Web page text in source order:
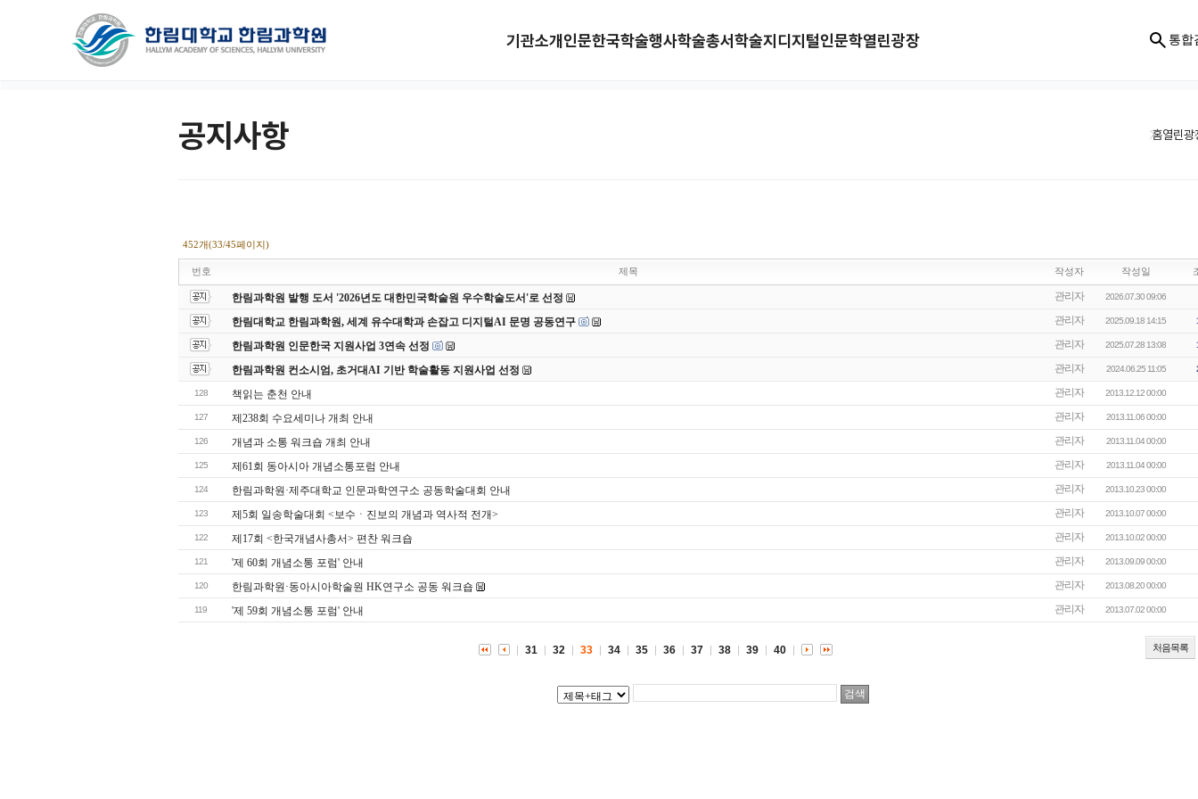
기관소개인문한국학술행사학술총서학술지디지털인문학열린광장 통합
공지사항 홈열린광
452개(33/45페이지)
번호 제목 작성자 작성일
한림과학원 발행 도서 '2026년도 대한민국학술원 우수학술도서'로 선정 관리자 2026.07.30 09:06
한림대학교 한림과학원, 세계 유수대학과 손잡고 디지털AI 문명 공동연구 관리자 2025.09.18 14:15
한림과학원 인문한국 지원사업 3연속 선정 관리자 2025.07.28 13:08
한림과학원 컨소시엄, 초거대AI 기반 학술활동 지원사업 선정 관리자 2024.06.25 11:05
128 책읽는 춘천 안내 관리자 2013.12.12 00:00
127 제238회 수요세미나 개최 안내 관리자 2013.11.06 00:00
126 개념과 소통 워크숍 개최 안내 관리자 2013.11.04 00:00
125 제61회 동아시아 개념소통포럼 안내 관리자 2013.11.04 00:00
124 한림과학원·제주대학교 인문과학연구소 공동학술대회 안내 관리자 2013.10.23 00:00
123 제5회 일송학술대회 <보수ㆍ진보의 개념과 역사적 전개> 관리자 2013.10.07 00:00
122 제17회 <한국개념사총서> 편찬 워크숍 관리자 2013.10.02 00:00
121 '제 60회 개념소통 포럼' 안내 관리자 2013.09.09 00:00
120 한림과학원·동아시아학술원 HK연구소 공동 워크숍 관리자 2013.08.20 00:00
119 '제 59회 개념소통 포럼' 안내 관리자 2013.07.02 00:00
처음목록
31 32 33 34 35 36 37 38 39 40